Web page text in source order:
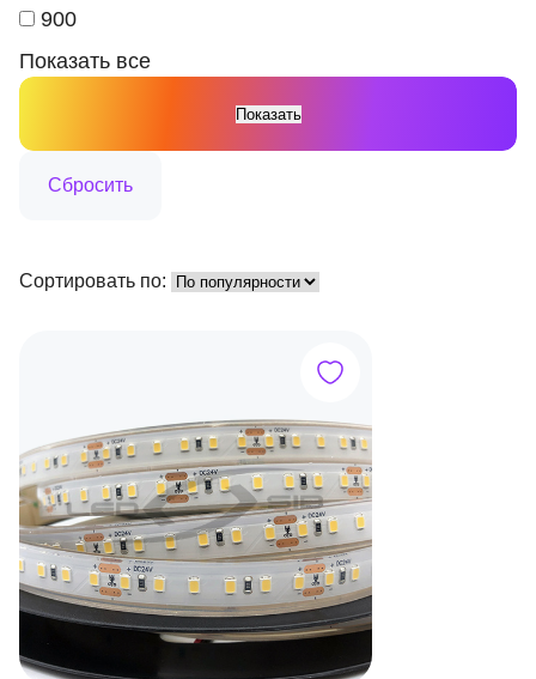
900
Показать все
Сортировать по: